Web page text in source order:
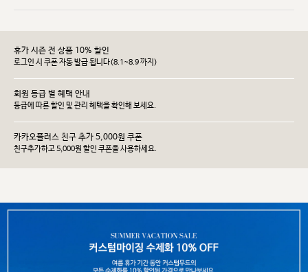
휴가 시즌 전 상품 10% 할인
로그인 시 쿠폰 자동 발급 됩니다(8.1~8.9 까지)
회원 등급 별 혜택 안내
등급에 따른 할인 및 관리 헤택을 확인해 보세요.
카카오플러스 친구 추가 5,000원 쿠폰
친구추가하고 5,000원 할인 쿠폰을 사용하세요.